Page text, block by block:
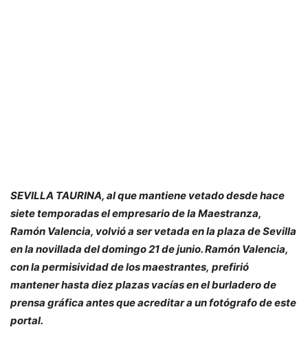
SEVILLA TAURINA, al que mantiene vetado desde hace
siete temporadas el empresario de la Maestranza,
Ramón Valencia, volvió a ser vetada en la plaza de Sevilla
en la novillada del domingo 21 de junio. Ramón Valencia,
con la permisividad de los maestrantes, prefirió
mantener hasta diez plazas vacías en el burladero de
prensa gráfica antes que acreditar a un fotógrafo de este
portal.